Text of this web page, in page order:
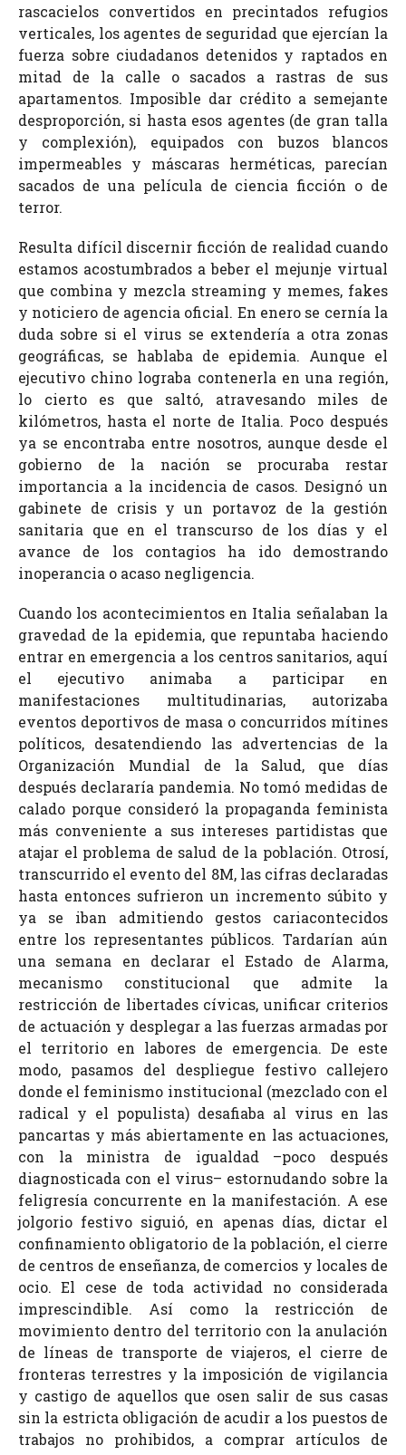
rascacielos convertidos en precintados refugios
verticales, los agentes de seguridad que ejercían la
fuerza sobre ciudadanos detenidos y raptados en
mitad de la calle o sacados a rastras de sus
apartamentos. Imposible dar crédito a semejante
desproporción, si hasta esos agentes (de gran talla
y complexión), equipados con buzos blancos
impermeables y máscaras herméticas, parecían
sacados de una película de ciencia ficción o de
terror.
Resulta difícil discernir ficción de realidad cuando
estamos acostumbrados a beber el mejunje virtual
que combina y mezcla streaming y memes, fakes
y noticiero de agencia oficial. En enero se cernía la
duda sobre si el virus se extendería a otra zonas
geográficas, se hablaba de epidemia. Aunque el
ejecutivo chino lograba contenerla en una región,
lo cierto es que saltó, atravesando miles de
kilómetros, hasta el norte de Italia. Poco después
ya se encontraba entre nosotros, aunque desde el
gobierno de la nación se procuraba restar
importancia a la incidencia de casos. Designó un
gabinete de crisis y un portavoz de la gestión
sanitaria que en el transcurso de los días y el
avance de los contagios ha ido demostrando
inoperancia o acaso negligencia.
Cuando los acontecimientos en Italia señalaban la
gravedad de la epidemia, que repuntaba haciendo
entrar en emergencia a los centros sanitarios, aquí
el ejecutivo animaba a participar en
manifestaciones multitudinarias, autorizaba
eventos deportivos de masa o concurridos mítines
políticos, desatendiendo las advertencias de la
Organización Mundial de la Salud, que días
después declararía pandemia. No tomó medidas de
calado porque consideró la propaganda feminista
más conveniente a sus intereses partidistas que
atajar el problema de salud de la población. Otrosí,
transcurrido el evento del 8M, las cifras declaradas
hasta entonces sufrieron un incremento súbito y
ya se iban admitiendo gestos cariacontecidos
entre los representantes públicos. Tardarían aún
una semana en declarar el Estado de Alarma,
mecanismo constitucional que admite la
restricción de libertades cívicas, unificar criterios
de actuación y desplegar a las fuerzas armadas por
el territorio en labores de emergencia. De este
modo, pasamos del despliegue festivo callejero
donde el feminismo institucional (mezclado con el
radical y el populista) desafiaba al virus en las
pancartas y más abiertamente en las actuaciones,
con la ministra de igualdad –poco después
diagnosticada con el virus– estornudando sobre la
feligresía concurrente en la manifestación. A ese
jolgorio festivo siguió, en apenas días, dictar el
confinamiento obligatorio de la población, el cierre
de centros de enseñanza, de comercios y locales de
ocio. El cese de toda actividad no considerada
imprescindible. Así como la restricción de
movimiento dentro del territorio con la anulación
de líneas de transporte de viajeros, el cierre de
fronteras terrestres y la imposición de vigilancia
y castigo de aquellos que osen salir de sus casas
sin la estricta obligación de acudir a los puestos de
trabajos no prohibidos, a comprar artículos de